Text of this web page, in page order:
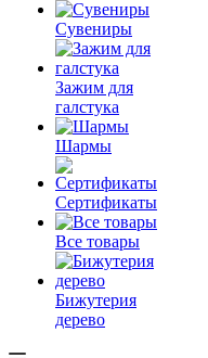
Сувениры
Зажим для
галстука
Шармы
Сертификаты
Все товары
Бижутерия
дерево